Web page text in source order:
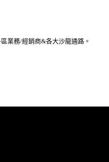
業務/經銷商&各大沙龍通路。